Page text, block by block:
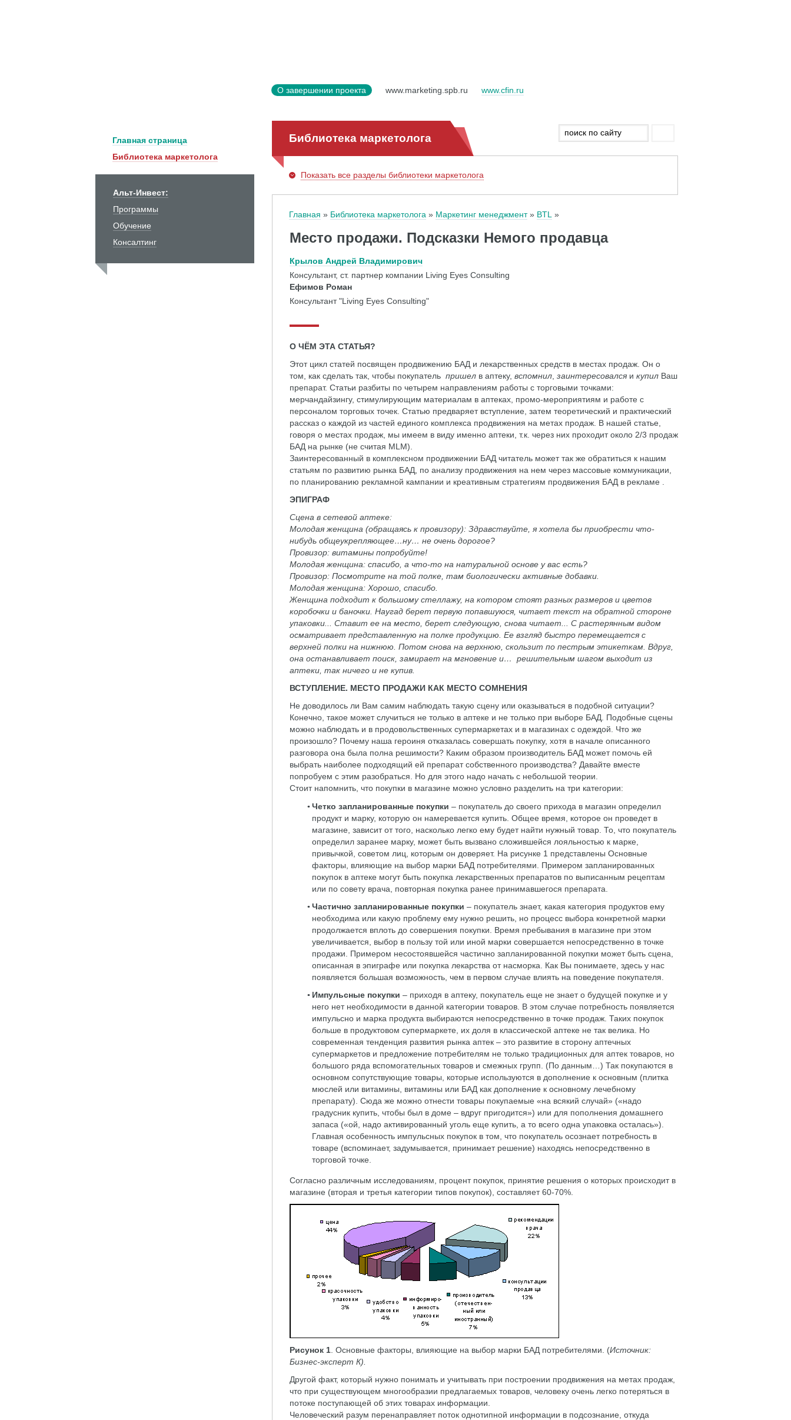
О завершении проекта www.marketing.spb.ru www.cfin.ru
Главная страница
Библиотека маркетолога
Альт-Инвест:
Программы
Обучение
Консалтинг
Библиотека маркетолога
Показать все разделы библиотеки маркетолога
Главная Библиотека маркетолога Маркетинг менеджмент BTL
Место продажи. Подсказки Немого продавца
Крылов Андрей Владимирович
Консультант, ст. партнер компании Living Eyes Consulting
Ефимов Роман
Консультант "Living Eyes Consulting"
О ЧЁМ ЭТА СТАТЬЯ?
Этот цикл статей посвящен продвижению БАД и лекарственных средств в местах продаж. Он о
том, как сделать так, чтобы покупатель пришел в аптеку, вспомнил заинтересовался и купил Ваш
препарат. Статьи разбиты по четырем направлениям работы с торговыми точками:
мерчандайзингу, стимулирующим материалам в аптеках, промо-мероприятиям и работе с
персоналом торговых точек. Статью предваряет вступление, затем теоретический и практический
рассказ о каждой из частей единого комплекса продвижения на метах продаж. В нашей статье,
говоря о местах продаж, мы имеем в виду именно аптеки, т.к. через них проходит около 2/3 продаж
БАД на рынке (не считая MLM).
Заинтересованный в комплексном продвижении БАД читатель может так же обратиться к нашим
статьям по развитию рынка БАД, по анализу продвижения на нем через массовые коммуникации,
по планированию рекламной кампании и креативным стратегиям продвижения БАД в рекламе .
ЭПИГРАФ
Сцена в сетевой аптеке:
Молодая женщина (обращаясь к провизору): Здравствуйте, я хотела бы приобрести что-
нибудь общеукрепляющее…ну… не очень дорогое?
Провизор: витамины попробуйте!
Молодая женщина: спасибо, а что-то на натуральной основе у вас есть?
Провизор: Посмотрите на той полке, там биологически активные добавки.
Молодая женщина: Хорошо, спасибо.
Женщина подходит к большому стеллажу, на котором стоят разных размеров и цветов
коробочки и баночки. Наугад берет первую попавшуюся, читает текст на обратной стороне
упаковки... Ставит ее на место, берет следующую, снова читает... С растерянным видом
осматривает представленную на полке продукцию. Ее взгляд быстро перемещается с
верхней полки на нижнюю. Потом снова на верхнюю, скользит по пестрым этикеткам. Вдруг,
она останавливает поиск, замирает на мгновение и… решительным шагом выходит из
аптеки, так ничего и не купив.
ВСТУПЛЕНИЕ. МЕСТО ПРОДАЖИ КАК МЕСТО СОМНЕНИЯ
Не доводилось ли Вам самим наблюдать такую сцену или оказываться в подобной ситуации?
Конечно, такое может случиться не только в аптеке и не только при выборе БАД. Подобные сцены
можно наблюдать и в продовольственных супермаркетах и в магазинах с одеждой. Что же
произошло? Почему наша героиня отказалась совершать покупку, хотя в начале описанного
разговора она была полна решимости? Каким образом производитель БАД может помочь ей
выбрать наиболее подходящий ей препарат собственного производства? Давайте вместе
попробуем с этим разобраться. Но для этого надо начать с небольшой теории.
Стоит напомнить, что покупки в магазине можно условно разделить на три категории:
Четко запланированные покупки – покупатель до своего прихода в магазин определил
продукт и марку, которую он намеревается купить. Общее время, которое он проведет в
магазине, зависит от того, насколько легко ему будет найти нужный товар. То, что покупатель
определил заранее марку, может быть вызвано сложившейся лояльностью к марке,
привычкой, советом лиц, которым он доверяет. На рисунке 1 представлены Основные
факторы, влияющие на выбор марки БАД потребителями. Примером запланированных
покупок в аптеке могут быть покупка лекарственных препаратов по выписанным рецептам
или по совету врача, повторная покупка ранее принимавшегося препарата.
Частично запланированные покупки – покупатель знает, какая категория продуктов ему
необходима или какую проблему ему нужно решить, но процесс выбора конкретной марки
продолжается вплоть до совершения покупки. Время пребывания в магазине при этом
увеличивается, выбор в пользу той или иной марки совершается непосредственно в точке
продажи. Примером несостоявшейся частично запланированной покупки может быть сцена,
описанная в эпиграфе или покупка лекарства от насморка. Как Вы понимаете, здесь у нас
появляется большая возможность, чем в первом случае влиять на поведение покупателя.
Импульсные покупки – приходя в аптеку, покупатель еще не знает о будущей покупке и у
него нет необходимости в данной категории товаров. В этом случае потребность появляется
импульсно и марка продукта выбираются непосредственно в точке продаж. Таких покупок
больше в продуктовом супермаркете, их доля в классической аптеке не так велика. Но
современная тенденция развития рынка аптек – это развитие в сторону аптечных
супермаркетов и предложение потребителям не только традиционных для аптек товаров, но
большого ряда вспомогательных товаров и смежных групп. (По данным…) Так покупаются в
основном сопутствующие товары, которые используются в дополнение к основным (плитка
мюслей или витамины, витамины или БАД как дополнение к основному лечебному
препарату). Сюда же можно отнести товары покупаемые «на всякий случай» («надо
градусник купить, чтобы был в доме – вдруг пригодится») или для пополнения домашнего
запаса («ой, надо активированный уголь еще купить, а то всего одна упаковка осталась»).
Главная особенность импульсных покупок в том, что покупатель осознает потребность в
товаре (вспоминает, задумывается, принимает решение) находясь непосредственно в
торговой точке.
Согласно различным исследованиям, процент покупок, принятие решения о которых происходит в
магазине (вторая и третья категории типов покупок), составляет 60-70%.
Рисунок 1 . Основные факторы, влияющие на выбор марки БАД потребителями. (Источник:
Бизнес-эксперт К).
Другой факт, который нужно понимать и учитывать при построении продвижения на метах продаж,
что при существующем многообразии предлагаемых товаров, человеку очень легко потеряться в
потоке поступающей об этих товарах информации.
Человеческий разум перенаправляет поток однотипной информации в подсознание, откуда